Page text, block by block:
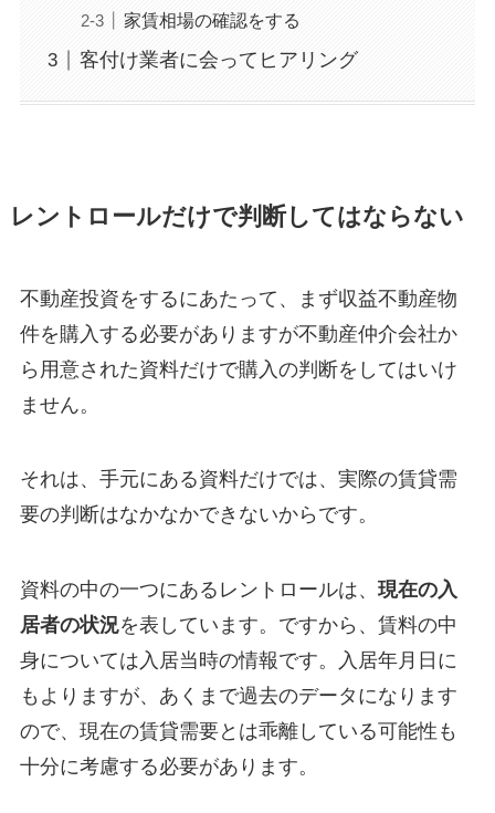
家賃相場の確認をする
客付け業者に会ってヒアリング
レントロールだけで判断してはならない
不動産投資をするにあたって、まず収益不動産物
件を購入する必要がありますが不動産仲介会社か
ら用意された資料だけで購入の判断をしてはいけ
ません。
それは、手元にある資料だけでは、実際の賃貸需
要の判断はなかなかできないからです。
資料の中の一つにあるレントロールは、 現在の入
居者の状況を表しています。ですから、賃料の中
身については入居当時の情報です。入居年月日に
もよりますが、あくまで過去のデータになります
ので、現在の賃貸需要とは乖離している可能性も
十分に考慮する必要があります。